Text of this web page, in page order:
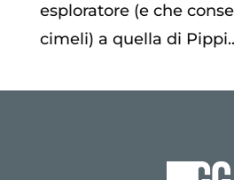
esploratore (e che
cimeli) a quella di